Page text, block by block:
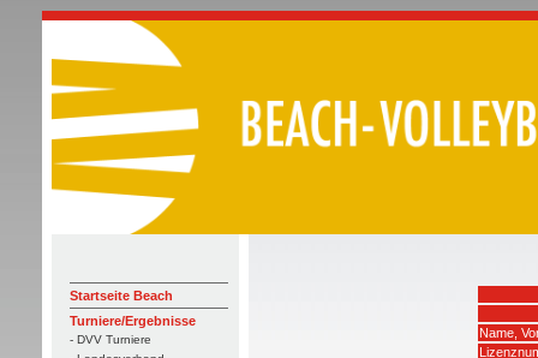
Startseite Beach
Turniere/Ergebnisse
- DVV Turniere
Name,